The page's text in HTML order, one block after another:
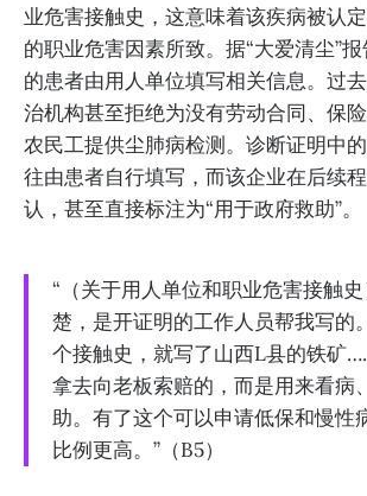
业危害接触史，这意味着该疾病被认
的职业危害因素所致。据“大爱清尘”
的患者由用人单位填写相关信息。过
治机构甚至拒绝为没有劳动合同、保
农民工提供尘肺病检测。诊断证明中
往由患者自行填写，而该企业在后续
认，甚至直接标注为“用于政府救助”。
“（关于用人单位和职业危害接触
楚，是开证明的工作人员帮我写的
个接触史，就写了山西L县的铁矿
拿去向老板索赔的，而是用来看病
助。有了这个可以申请低保和慢性
比例更高。”（B5）